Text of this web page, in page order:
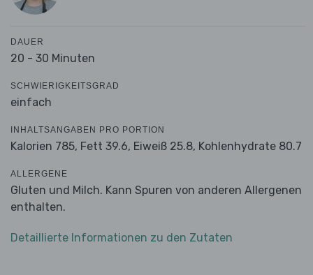
DAUER
20 - 30 Minuten
SCHWIERIGKEITSGRAD
einfach
INHALTSANGABEN PRO PORTION
Kalorien 785, Fett 39.6, Eiweiß 25.8, Kohlenhydrate 80.7
ALLERGENE
Gluten und Milch. Kann Spuren von anderen Allergenen
enthalten.
Detaillierte Informationen zu den Zutaten